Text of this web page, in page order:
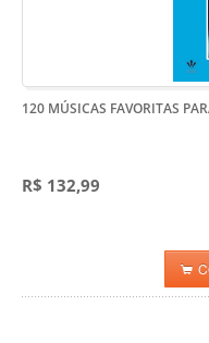
120 MÚSICAS FAVORITAS
R$ 132,99